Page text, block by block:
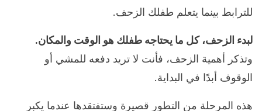
للترابط بينما يتعلم طفلك الزحف.
لبدء الزحف، كل ما يحتاجه طفلك هو الوقت والمكان.
وتذكر أهمية الزحف، فأنت لا تريد دفعه للمشي أو
الوقوف أبدًا في البداية.
هذه المرحلة من التطور قصيرة وستفتقدها عندما يكبر